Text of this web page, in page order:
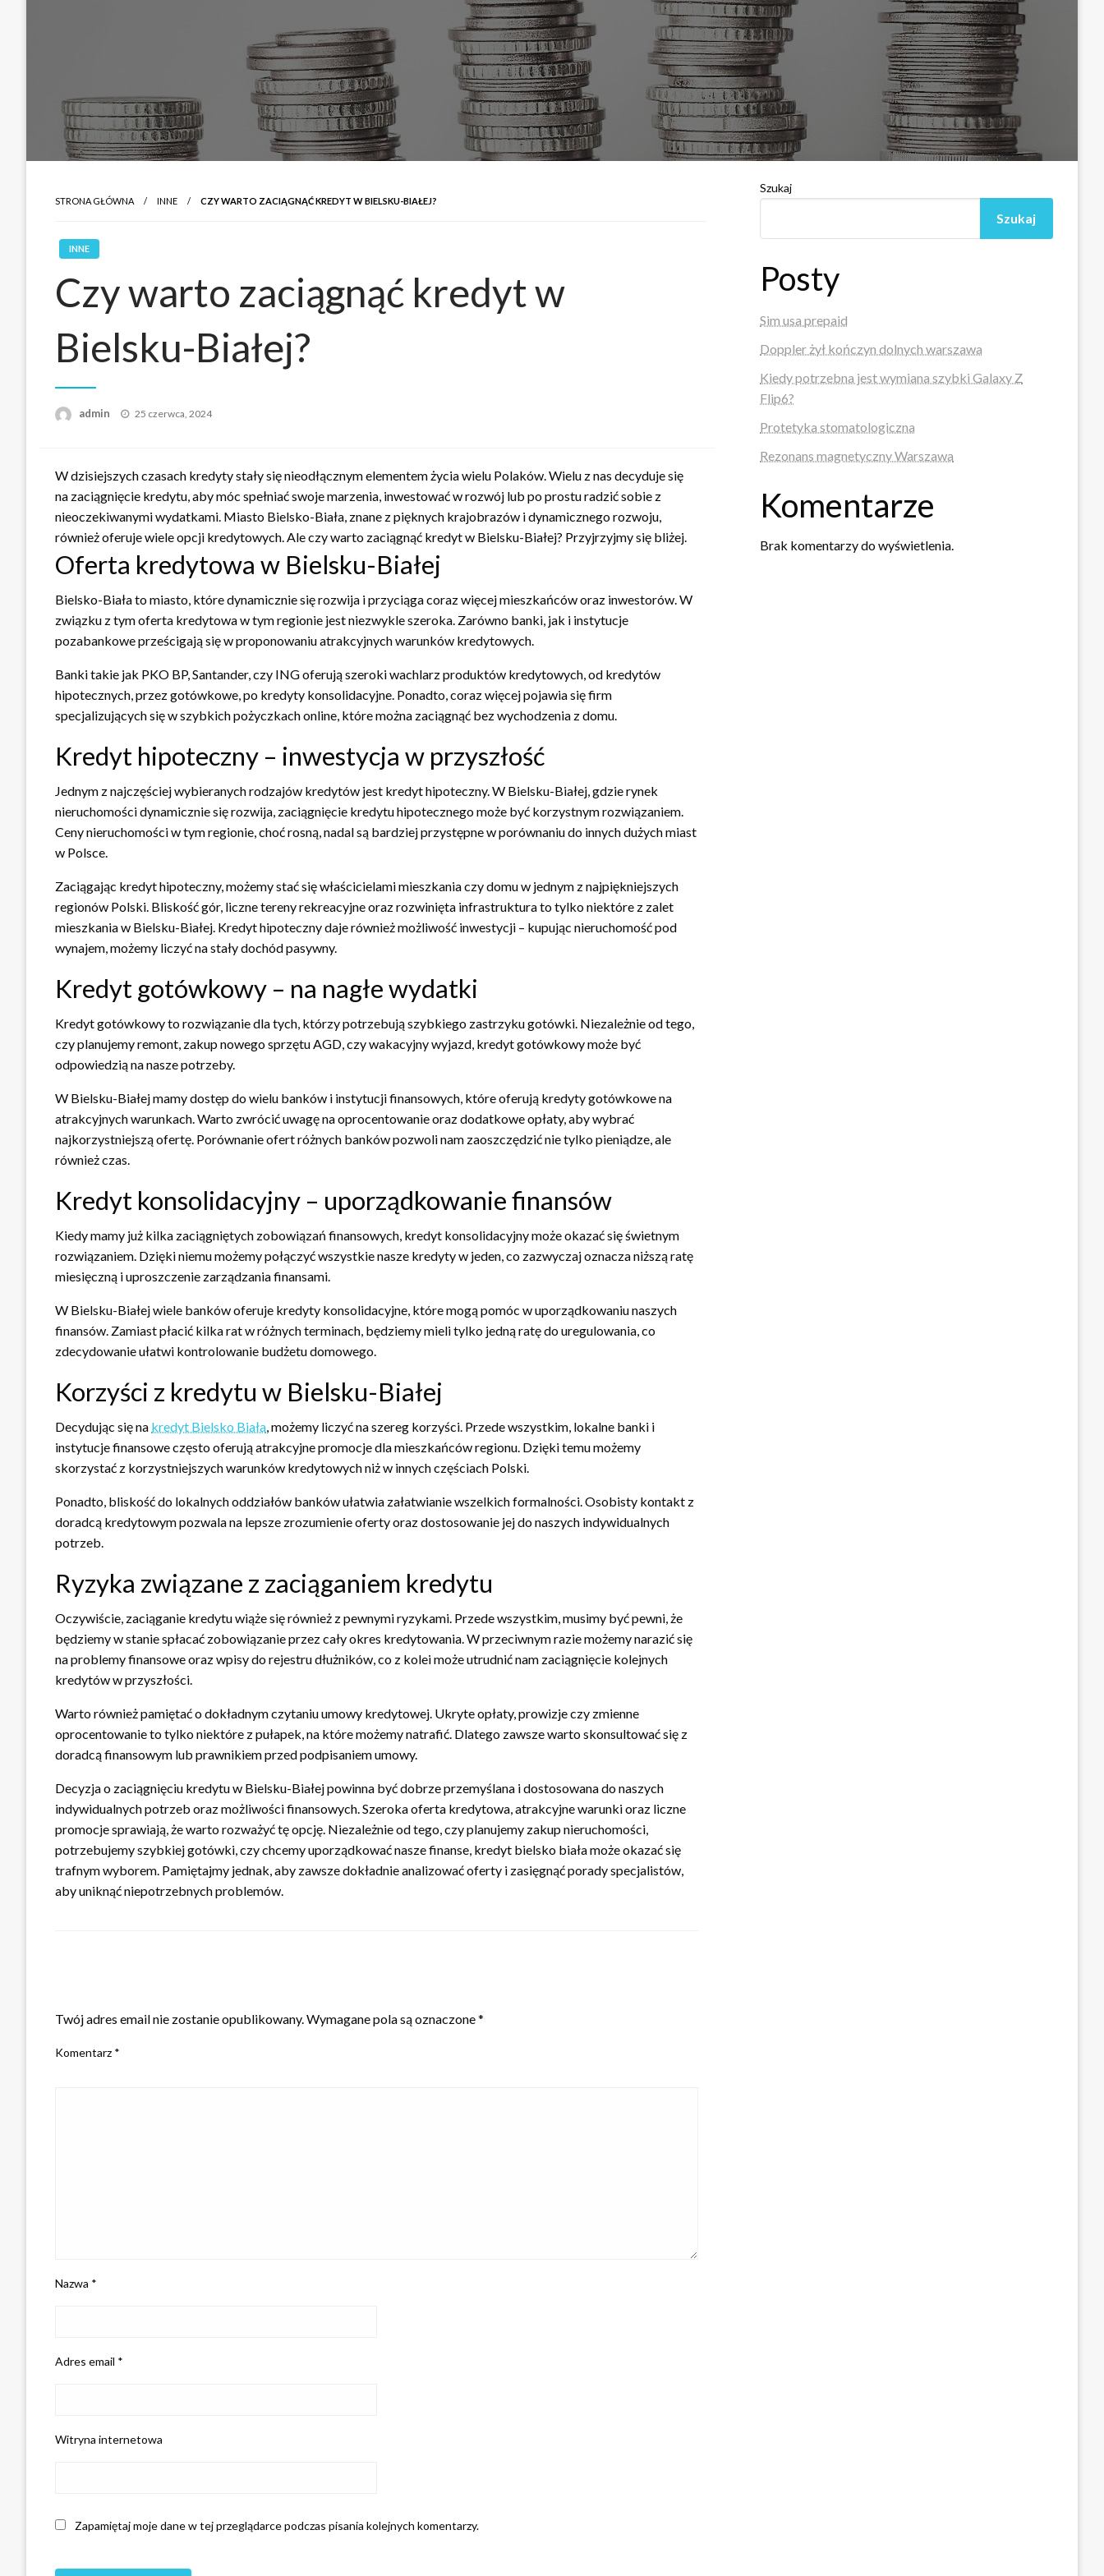
STRONA GŁÓWNA INNE CZY WARTO ZACIĄGNĄĆ KREDYT W BIELSKU-BIAŁEJ?
INNE
Czy warto zaciągnąć kredyt w
Bielsku-Białej?
admin
Opublikowane
25 czerwca, 2024
W dzisiejszych czasach kredyty stały się nieodłącznym elementem życia wielu Polaków. Wielu z nas decyduje się
na zaciągnięcie kredytu, aby móc spełniać swoje marzenia, inwestować w rozwój lub po prostu radzić sobie z
nieoczekiwanymi wydatkami. Miasto Bielsko-Biała, znane z pięknych krajobrazów i dynamicznego rozwoju,
również oferuje wiele opcji kredytowych. Ale czy warto zaciągnąć kredyt w Bielsku-Białej? Przyjrzyjmy się bliżej.
Oferta kredytowa w Bielsku-Białej
Bielsko-Biała to miasto, które dynamicznie się rozwija i przyciąga coraz więcej mieszkańców oraz inwestorów. W
związku z tym oferta kredytowa w tym regionie jest niezwykle szeroka. Zarówno banki, jak i instytucje
pozabankowe prześcigają się w proponowaniu atrakcyjnych warunków kredytowych.
Banki takie jak PKO BP, Santander, czy ING oferują szeroki wachlarz produktów kredytowych, od kredytów
hipotecznych, przez gotówkowe, po kredyty konsolidacyjne. Ponadto, coraz więcej pojawia się firm
specjalizujących się w szybkich pożyczkach online, które można zaciągnąć bez wychodzenia z domu.
Kredyt hipoteczny – inwestycja w przyszłość
Jednym z najczęściej wybieranych rodzajów kredytów jest kredyt hipoteczny. W Bielsku-Białej, gdzie rynek
nieruchomości dynamicznie się rozwija, zaciągnięcie kredytu hipotecznego może być korzystnym rozwiązaniem.
Ceny nieruchomości w tym regionie, choć rosną, nadal są bardziej przystępne w porównaniu do innych dużych miast
w Polsce.
Zaciągając kredyt hipoteczny, możemy stać się właścicielami mieszkania czy domu w jednym z najpiękniejszych
regionów Polski. Bliskość gór, liczne tereny rekreacyjne oraz rozwinięta infrastruktura to tylko niektóre z zalet
mieszkania w Bielsku-Białej. Kredyt hipoteczny daje również możliwość inwestycji – kupując nieruchomość pod
wynajem, możemy liczyć na stały dochód pasywny.
Kredyt gotówkowy – na nagłe wydatki
Kredyt gotówkowy to rozwiązanie dla tych, którzy potrzebują szybkiego zastrzyku gotówki. Niezależnie od tego,
czy planujemy remont, zakup nowego sprzętu AGD, czy wakacyjny wyjazd, kredyt gotówkowy może być
odpowiedzią na nasze potrzeby.
W Bielsku-Białej mamy dostęp do wielu banków i instytucji finansowych, które oferują kredyty gotówkowe na
atrakcyjnych warunkach. Warto zwrócić uwagę na oprocentowanie oraz dodatkowe opłaty, aby wybrać
najkorzystniejszą ofertę. Porównanie ofert różnych banków pozwoli nam zaoszczędzić nie tylko pieniądze, ale
również czas.
Kredyt konsolidacyjny – uporządkowanie finansów
Kiedy mamy już kilka zaciągniętych zobowiązań finansowych, kredyt konsolidacyjny może okazać się świetnym
rozwiązaniem. Dzięki niemu możemy połączyć wszystkie nasze kredyty w jeden, co zazwyczaj oznacza niższą ratę
miesięczną i uproszczenie zarządzania finansami.
W Bielsku-Białej wiele banków oferuje kredyty konsolidacyjne, które mogą pomóc w uporządkowaniu naszych
finansów. Zamiast płacić kilka rat w różnych terminach, będziemy mieli tylko jedną ratę do uregulowania, co
zdecydowanie ułatwi kontrolowanie budżetu domowego.
Korzyści z kredytu w Bielsku-Białej
Decydując się na kredyt Bielsko Biała, możemy liczyć na szereg korzyści. Przede wszystkim, lokalne banki i
instytucje finansowe często oferują atrakcyjne promocje dla mieszkańców regionu. Dzięki temu możemy
skorzystać z korzystniejszych warunków kredytowych niż w innych częściach Polski.
Ponadto, bliskość do lokalnych oddziałów banków ułatwia załatwianie wszelkich formalności. Osobisty kontakt z
doradcą kredytowym pozwala na lepsze zrozumienie oferty oraz dostosowanie jej do naszych indywidualnych
potrzeb.
Ryzyka związane z zaciąganiem kredytu
Oczywiście, zaciąganie kredytu wiąże się również z pewnymi ryzykami. Przede wszystkim, musimy być pewni, że
będziemy w stanie spłacać zobowiązanie przez cały okres kredytowania. W przeciwnym razie możemy narazić się
na problemy finansowe oraz wpisy do rejestru dłużników, co z kolei może utrudnić nam zaciągnięcie kolejnych
kredytów w przyszłości.
Warto również pamiętać o dokładnym czytaniu umowy kredytowej. Ukryte opłaty, prowizje czy zmienne
oprocentowanie to tylko niektóre z pułapek, na które możemy natrafić. Dlatego zawsze warto skonsultować się z
doradcą finansowym lub prawnikiem przed podpisaniem umowy.
Decyzja o zaciągnięciu kredytu w Bielsku-Białej powinna być dobrze przemyślana i dostosowana do naszych
indywidualnych potrzeb oraz możliwości finansowych. Szeroka oferta kredytowa, atrakcyjne warunki oraz liczne
promocje sprawiają, że warto rozważyć tę opcję. Niezależnie od tego, czy planujemy zakup nieruchomości,
potrzebujemy szybkiej gotówki, czy chcemy uporządkować nasze finanse, kredyt bielsko biała może okazać się
trafnym wyborem. Pamiętajmy jednak, aby zawsze dokładnie analizować oferty i zasięgnąć porady specjalistów,
aby uniknąć niepotrzebnych problemów.
Twój adres email nie zostanie opublikowany.Wymagane pola są oznaczone*
Komentarz *
Nazwa *
Adres email *
Witryna internetowa
Zapamiętaj moje dane w tej przeglądarce podczas pisania kolejnych komentarzy.
Szukaj
Szukaj
Posty
Sim usa prepaid
Doppler żył kończyn dolnych warszawa
Kiedy potrzebna jest wymiana szybki Galaxy Z
Flip6?
Protetyka stomatologiczna
Rezonans magnetyczny Warszawa
Komentarze
Brak komentarzy do wyświetlenia.